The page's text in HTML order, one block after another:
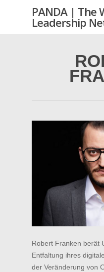
Hit enter to search or
PANDA | The
Leadership
Robert Franken berät
Entfaltung ihres
der Veränderung von